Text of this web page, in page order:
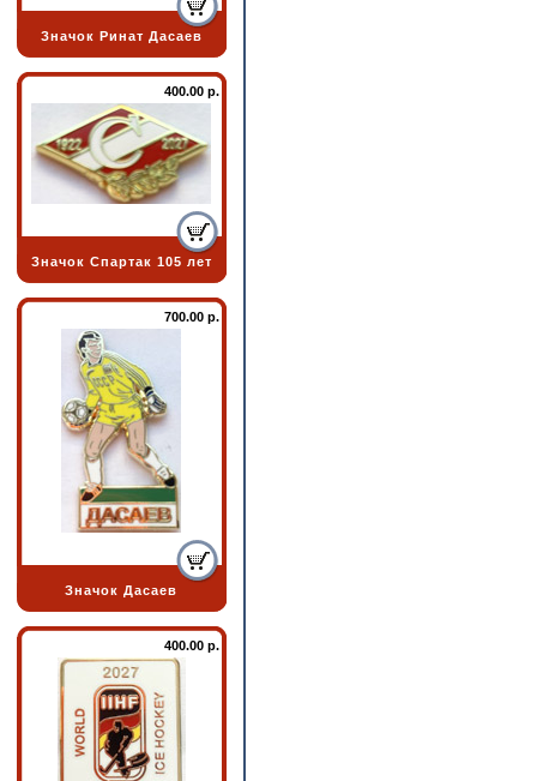
Значок Ринат Дасаев
400.00 р.
Значок Спартак 105 лет
700.00 р.
Значок Дасаев
400.00 р.